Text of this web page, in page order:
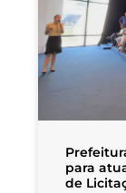
para
de